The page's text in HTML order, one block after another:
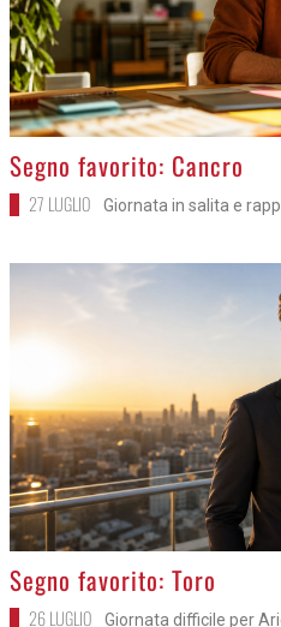
>
Segno favorito: Cancro
27 LUGLIO Giornata in salita e
>
Segno favorito: Toro
26 LUGLIO Giornata difficile per